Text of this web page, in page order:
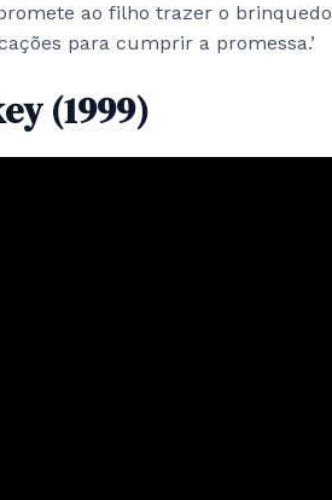
ao filho trazer o brinquedo
para cumprir a promessa.’
(1999)